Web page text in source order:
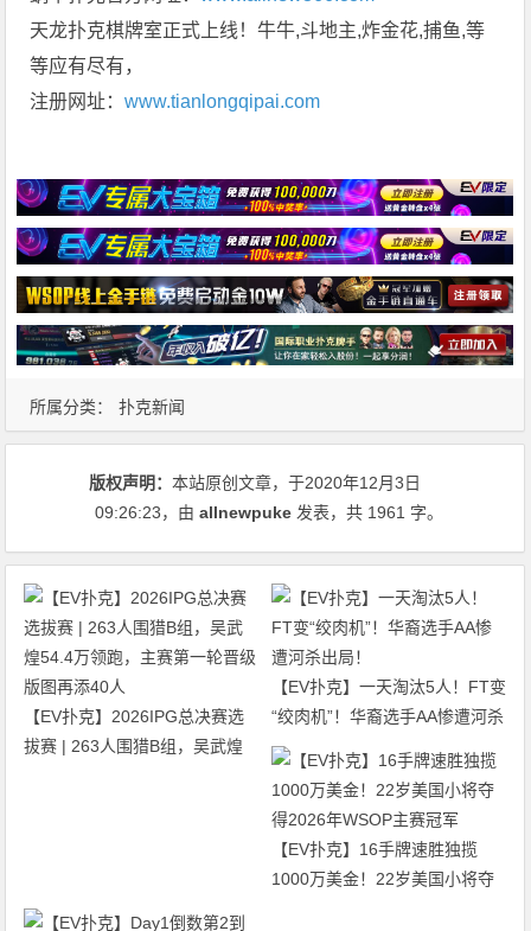
天龙扑克棋牌室正式上线！牛牛,斗地主,炸金花,捕鱼,等
等应有尽有，
注册网址：www.tianlongqipai.com
所属分类： 扑克新闻
版权声明：本站原创文章，于2020年12月3日
09:26:23，由allnewpuke 发表，共 1961 字。
【EV扑克】2026IPG总决赛选
拔赛 | 263人围猎B组，吴武煌
【EV扑克】一天淘汰5人！FT变
“绞肉机”！华裔选手AA惨遭河杀
出局！
【EV扑克】16手牌速胜独揽
1000万美金！22岁美国小将夺